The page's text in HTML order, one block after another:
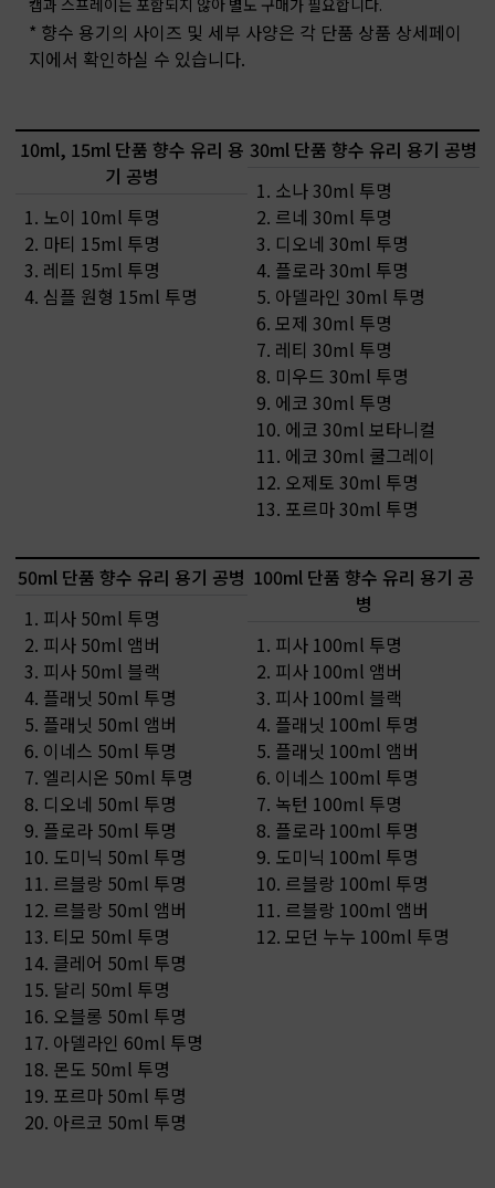
캡과 스프레이는 포함되지 않아 별도 구매가 필요합니다.
* 향수 용기의 사이즈 및 세부 사양은 각 단품 상품 상세페이
지에서 확인하실 수 있습니다.
10ml, 15ml 단품 향수 유리 용
기 공병
1. 노이 10ml 투명
2. 마티 15ml 투명
3. 레티 15ml 투명
4. 심플 원형 15ml 투명
30ml 단품 향수 유리 용기 공병
1. 소나 30ml 투명
2. 르네 30ml 투명
3. 디오네 30ml 투명
4. 플로라 30ml 투명
5. 아델라인 30ml 투명
6. 모제 30ml 투명
7. 레티 30ml 투명
8. 미우드 30ml 투명
9. 에코 30ml 투명
10. 에코 30ml 보타니컬
11. 에코 30ml 쿨그레이
12. 오제토 30ml 투명
13. 포르마 30ml 투명
50ml 단품 향수 유리 용기 공병
1. 피사 50ml 투명
2. 피사 50ml 앰버
3. 피사 50ml 블랙
4. 플래닛 50ml 투명
5. 플래닛 50ml 앰버
6. 이네스 50ml 투명
7. 엘리시온 50ml 투명
8. 디오네 50ml 투명
9. 플로라 50ml 투명
10. 도미닉 50ml 투명
11. 르블랑 50ml 투명
12. 르블랑 50ml 앰버
13. 티모 50ml 투명
14. 클레어 50ml 투명
15. 달리 50ml 투명
16. 오블롱 50ml 투명
17. 아델라인 60ml 투명
18. 몬도 50ml 투명
19. 포르마 50ml 투명
20. 아르코 50ml 투명
100ml 단품 향수 유리 용기 공
병
1. 피사 100ml 투명
2. 피사 100ml 앰버
3. 피사 100ml 블랙
4. 플래닛 100ml 투명
5. 플래닛 100ml 앰버
6. 이네스 100ml 투명
7. 녹턴 100ml 투명
8. 플로라 100ml 투명
9. 도미닉 100ml 투명
10. 르블랑 100ml 투명
11. 르블랑 100ml 앰버
12. 모던 누누 100ml 투명